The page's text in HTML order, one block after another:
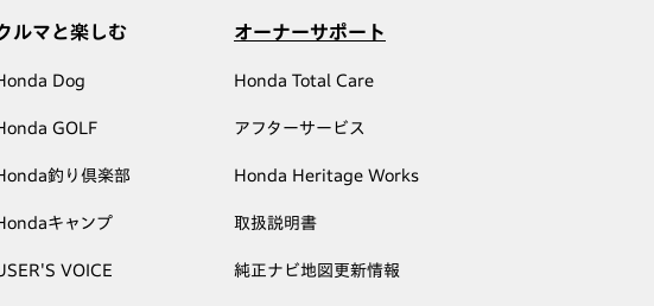
ルマと楽しむ
Dog
GOLF
釣り倶楽部
キャンプ
VOICE
オーナーサポート
Honda Total Care
アフターサービス
Honda Heritage Works
取扱説明書
純正ナビ地図更新情報